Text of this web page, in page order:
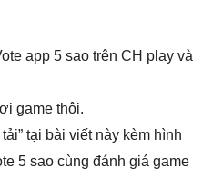
app 5 sao trên CH play và
game thôi.
tại bài viết này kèm hình
5 sao cùng đánh giá game